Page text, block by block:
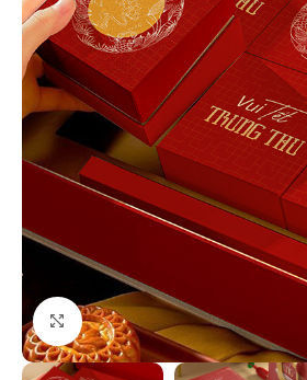
Click to enlarge